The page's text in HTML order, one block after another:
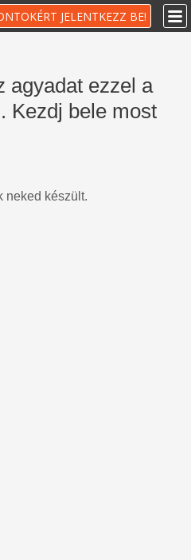
JELENTKEZZ BE!
agyadat ezzel a
Kezdj bele most
neked készült.